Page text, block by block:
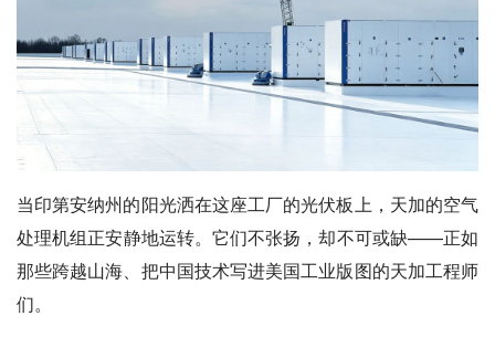
当印第安纳州的阳光洒在这座工厂的光伏板上，天加的空气
处理机组正安静地运转。它们不张扬，却不可或缺——正如
那些跨越山海、把中国技术写进美国工业版图的天加工程师
们。